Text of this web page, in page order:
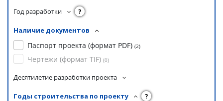
Год разработки ?
Наличие документов
Паспорт проекта (формат PDF) (2)
Чертежи (формат TIF) (0)
Десятилетие разработки проекта
Годы строительства по проекту ?